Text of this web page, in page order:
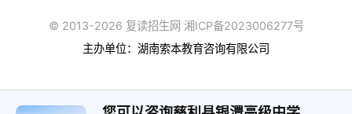
© 2013-2026 复读招生网 湘ICP备2023006277号
主办单位：湖南索本教育咨询有限公司